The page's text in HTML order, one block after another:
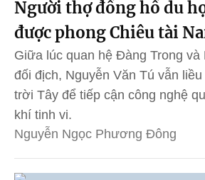
Người thợ đồng hồ du
được phong Chiêu tài
Giữa lúc quan hệ Đàng Trong và
đối địch, Nguyễn Văn Tú vẫn
trời Tây để tiếp cận công nghệ
khí tinh vi.
Nguyễn Ngọc Phương Đông